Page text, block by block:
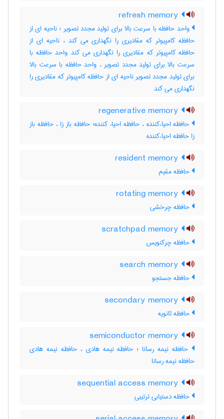
واحد حافظه با سرعت بالا برای تولید مجدد تصویر ؛ ناحیه ای از
حافظه کامپیوتر که مقادیری را نگهداری می کند ، ناحیه ای از
حافظه کامپیوتر که مقادیری را نگهداری می کند واحد حافظه با
سرعت بالا برای تولید مجدد تصویر ، واحد حافظه با سرعت بالا
برای تولید مجدد تصویر ناحیه ای از حافظه کامپیوتر که مقادیری را
نگهداری می کند
حافظه احیاءکننده ، حافظه احیاء کننده؛ حافظه باز زا ، حافظه باز
زا حافظه احیاءکننده
حافظه مقیم
حافظه چرخشی
حافظه چرکنویس
حافظه جستجو
حافظه ثانویه
حافظه نیمه رسانا ؛ حافظه نیمه هادی ، حافظه نیمه هادی
حافظه نیمه رسانا
حافظه دستیابی ترتیبی